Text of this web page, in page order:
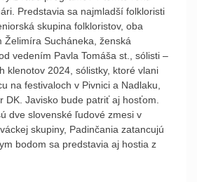
Predstavia sa najmladší folkloristi
skupina folkloristov, oba
Želimíra Sucháneka, ženská
vedením Pavla Tomáša st., sólisti –
klenotov 2024, sólistky, ktoré vlani
na festivaloch v Pivnici a Nadlaku,
DK. Javisko bude patriť aj hosťom.
dve slovenské ľudové zmesi v
skupiny, Padinčania zatancujú
bodom sa predstavia aj hostia z